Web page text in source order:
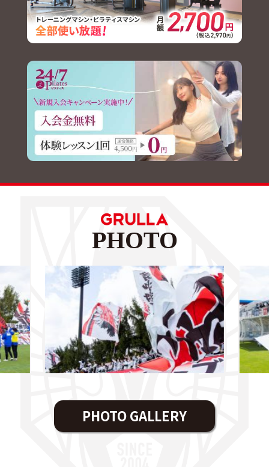
2026.07.22
【イベント】植田峻佑選手GKス
クールを開催します!!
2026.07.20
【チーム】トレーニングマッチ
結果について
【チーム】7/20(月・祝)トレー
ニングマッチ実施のお知らせ
PHOTO
PHOTO GALLERY